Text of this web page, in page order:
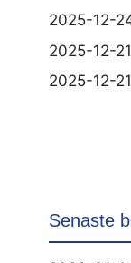
2025-12-
2025-12-
2025-12-
Senaste